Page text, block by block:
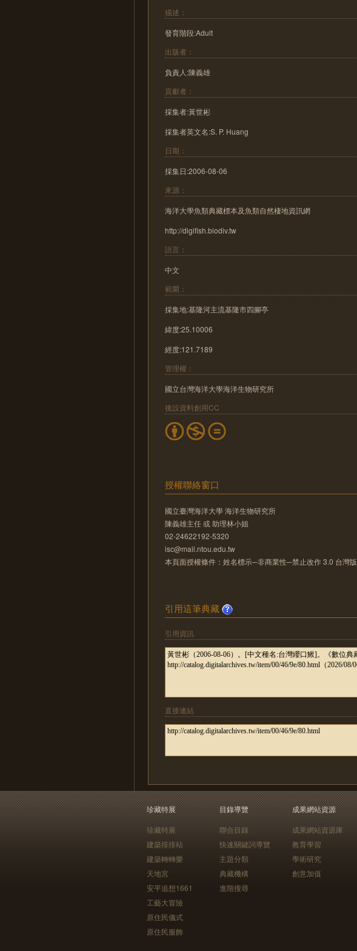
描述：
發育階段:Adult
出版者：
負責人:陳義雄
貢獻者：
採集者:黃世彬
採集者英文名:S. P. Huang
日期：
採集日:2006-08-06
來源：
海洋大學魚類典藏標本及魚類自然棲地資訊網
http://digifish.biodiv.tw
語言：
中文
範圍：
採集地:基隆河主流基隆市四腳亭
緯度:25.10006
經度:121.7189
管理權：
國立台灣海洋大學海洋生物研究所
後設資料創用CC
授權聯絡窗口
國立臺灣海洋大學 海洋生物研究所
陳義雄主任 或 助理林小姐
02-24622192-5320
isc@mail.ntou.edu.tw
本頁面授權條件：姓名標示─非商業性─禁止改作 3.0 台灣版
引用這筆典藏
引用資訊
直接連結
珍藏特展
珍藏特展
建築排排站
建築轉轉樂
天地宮
安平追想1661
工藝大冒險
原住民儀式
原住民服飾
目錄導覽
聯合目錄
快速關鍵詞導覽
主題分類
典藏機構
進階搜尋
成果網站資源
成果網站資源庫
教育學習
學術研究
創意加值